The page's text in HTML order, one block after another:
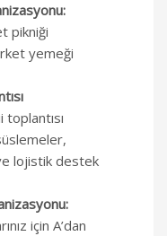
pikniği
yemeği
toplantısı
lojistik destek
için A’dan